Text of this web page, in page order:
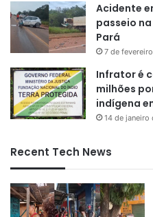
Acidente
passeio
Pará
7 de
Infrator é
milhões
indígena
14 de janeiro
Recent Tech News